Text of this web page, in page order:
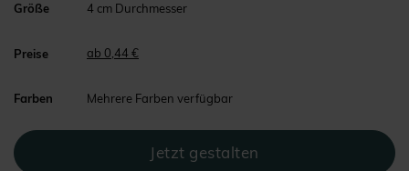
Größe 4 cm Durchmesser
Preise ab 0,44 €
Farben Mehrere Farben verfügbar